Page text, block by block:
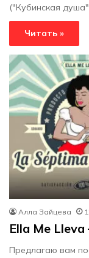
("Кубинская
Читать »
Алла Зайцева
Ella Me
Предлагаю вам